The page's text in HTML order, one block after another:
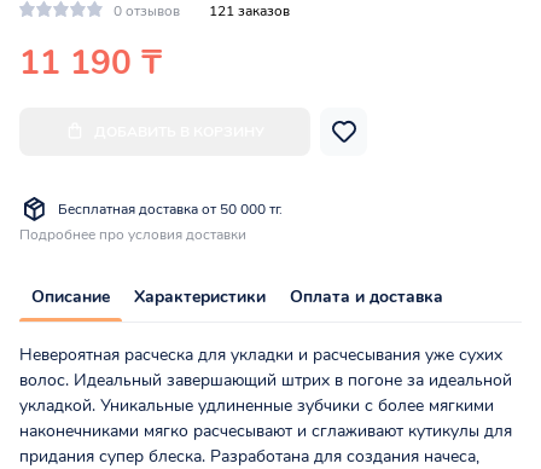
0 отзывов
121 заказов
11 190 ₸
Бесплатная доставка от 50 000 тг.
Подробнее про условия доставки
Описание Характеристики Оплата и доставка
Невероятная расческа для укладки и расчесывания уже сухих
волос. Идеальный завершающий штрих в погоне за идеальной
укладкой. Уникальные удлиненные зубчики с более мягкими
наконечниками мягко расчесывают и сглаживают кутикулы для
придания супер блеска. Разработана для создания начеса,